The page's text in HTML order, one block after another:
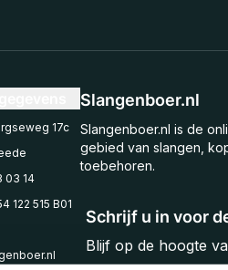
Schrijf u in voor
Blijf op de hoogte
Slangenboer.nl
Slangenboer.nl is de
gebied van slangen,
toebehoren.
17c
03 14
122 515 B01